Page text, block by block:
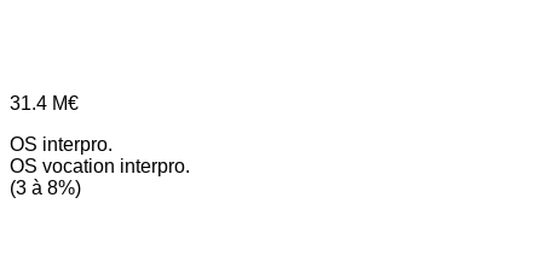
31.4 M€
OS interpro.
OS vocation interpro.
(3 à 8%)